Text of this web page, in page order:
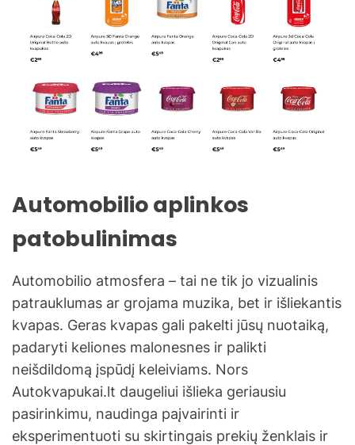
Automobilio aplinkos
patobulinimas
Automobilio atmosfera – tai ne tik jo vizualinis
patrauklumas ar grojama muzika, bet ir išliekantis
kvapas. Geras kvapas gali pakelti jūsų nuotaiką,
padaryti keliones malonesnes ir palikti
neišdildomą įspūdį keleiviams. Nors
Autokvapukai.lt daugeliui išlieka geriausiu
pasirinkimu, naudinga paįvairinti ir
eksperimentuoti su skirtingais prekių ženklais ir